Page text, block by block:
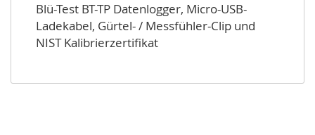
Blü-Test BT-TP Datenlogger, Micro-USB-
Ladekabel, Gürtel- / Messfühler-Clip und
NIST Kalibrierzertifikat